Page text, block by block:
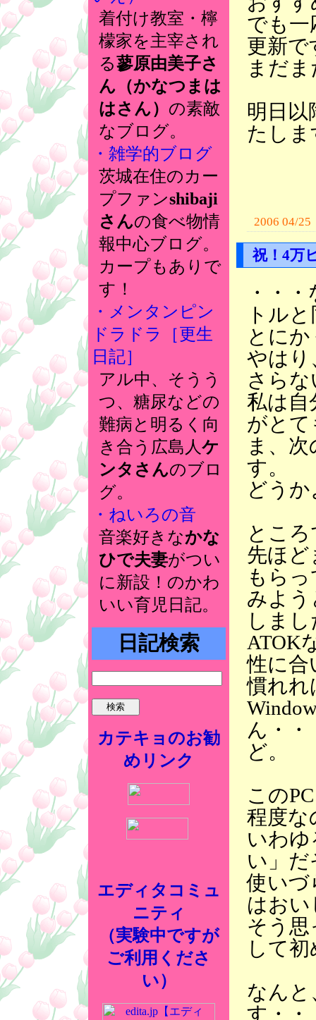
着付け教室・檸
檬家を主宰され
る蓼原由美子さ
ん（かなつまは
はさん） の素敵
なブログ。
・雑学的ブログ
茨城在住のカー
プファンshibaji
さんの食べ物情
報中心ブログ。
カープもありで
す！
・メンタンピン
ドラドラ［更生
日記］
アル中、そうう
つ、糖尿などの
難病と明るく向
き合う広島人ケ
ンタさんのブロ
グ。
・ねいろの音
音楽好きなかな
ひで夫妻がつい
に新設！のかわ
いい育児日記。
日記検索
カテキョのお勧
めリンク
エディタコミュ
ニティ
（実験中ですが
ご利用くださ
い）
でも一
更新で
まだ
明日以
たしま
2006 04/25
祝！4万
・・
トル
とに
やはり
さら
私は自
がとて
ま、
す。
どう
とこ
先ほど
もら
みよう
しま
ATOK
性に合
慣れれ
ん・
ど。
この
程度な
いわ
い」
使いづ
はお
そう
して
なんと
す・・